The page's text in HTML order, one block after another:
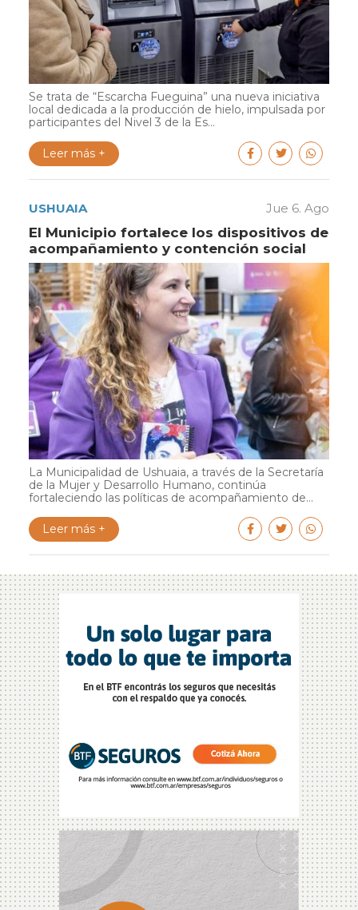
Se trata de “Escarcha Fueguina” una nueva iniciativa
local dedicada a la producción de hielo, impulsada por
participantes del Nivel 3 de la Es...
Leer más +
USHUAIA Jue 6. Ago
El Municipio fortalece los dispositivos de
acompañamiento y contención social
La Municipalidad de Ushuaia, a través de la Secretaría
de la Mujer y Desarrollo Humano, continúa
fortaleciendo las políticas de acompañamiento de...
Leer más +